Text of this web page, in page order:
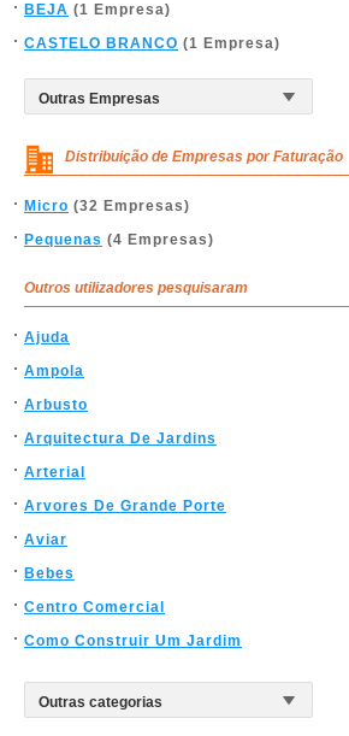
BEJA (1 Empresa)
CASTELO BRANCO (1 Empresa)
Distribuição de Empresas por Faturação
Micro (32 Empresas)
Pequenas (4 Empresas)
Outros utilizadores pesquisaram
Ajuda
Ampola
Arbusto
Arquitectura De Jardins
Arterial
Arvores De Grande Porte
Aviar
Bebes
Centro Comercial
Como Construir Um Jardim